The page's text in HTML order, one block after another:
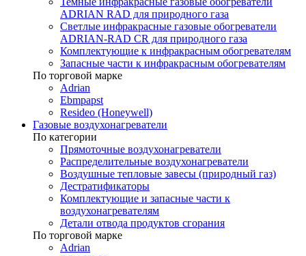
ADRIAN RAD для природного газа
Светлые инфракрасные газовые обогреватели
ADRIAN-RAD CR для природного газа
Комплектующие к инфракрасным обогревателям
Запасные части к инфракрасным обогревателям
По торговой марке
Adrian
Ebmpapst
Resideo (Honeywell)
Газовые воздухонагреватели
По категории
Прямоточные воздухонагреватели
Распределительные воздухонагреватели
Воздушные тепловые завесы (природный газ)
Дестратификаторы
Комплектующие и запасные части к
воздухонагревателям
Детали отвода продуктов сгорания
По торговой марке
Adrian